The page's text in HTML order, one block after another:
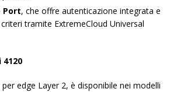
Port, che offre autenticazione integrata e
tramite ExtremeCloud Universal
edge Layer 2, è disponibile nei modelli